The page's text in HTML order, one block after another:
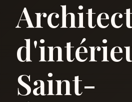
Saint-